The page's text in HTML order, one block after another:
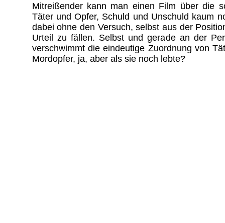
Mitreißender kann man einen Film über die
Täter und Opfer, Schuld und Unschuld kaum
dabei ohne den Versuch, selbst aus der
Urteil zu fällen. Selbst und gerade an der
verschwimmt die eindeutige Zuordnung von
Mordopfer, ja, aber als sie noch lebte?